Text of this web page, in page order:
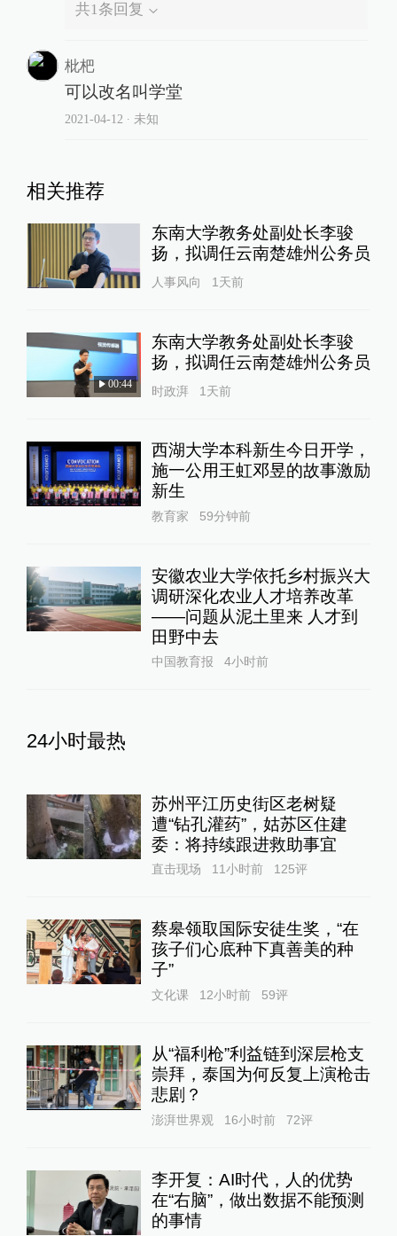
共1条回复
枇杷
可以改名叫学堂
2021-04-12 ∙ 未知
相关推荐
东南大学教务处副处长李骏
扬，拟调任云南楚雄州公务员
人事风向 1天前
00:44
东南大学教务处副处长李骏
扬，拟调任云南楚雄州公务员
时政湃 1天前
西湖大学本科新生今日开学，
施一公用王虹邓昱的故事激励
新生
教育家 59分钟前
安徽农业大学依托乡村振兴大
调研深化农业人才培养改革
——问题从泥土里来 人才到
田野中去
中国教育报 4小时前
24小时最热
苏州平江历史街区老树疑
遭“钻孔灌药”，姑苏区住建
委：将持续跟进救助事宜
直击现场 11小时前 125评
蔡皋领取国际安徒生奖，“在
孩子们心底种下真善美的种
子”
文化课 12小时前 59评
从“福利枪”利益链到深层枪支
崇拜，泰国为何反复上演枪击
悲剧？
澎湃世界观 16小时前 72评
李开复：AI时代，人的优势
在“右脑”，做出数据不能预测
的事情